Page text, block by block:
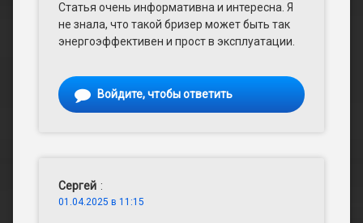
Статья очень информативна и интересна. Я
не знала, что такой бризер может быть так
энергоэффективен и прост в эксплуатации.
Войдите, чтобы ответить
Сергей :
01.04.2025 в 11:15